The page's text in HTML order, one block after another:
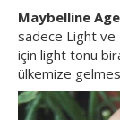
Maybelline Age
sadece Light ve
için light tonu
ülkemize